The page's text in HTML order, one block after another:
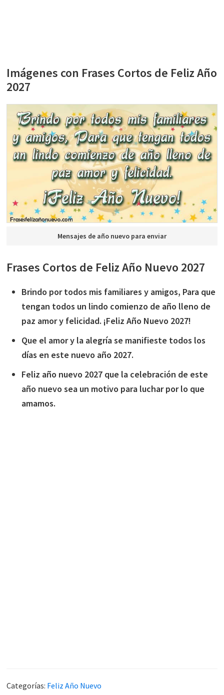
Imágenes con Frases Cortos de Feliz Año
2027
Mensajes de año nuevo para enviar
Frases Cortos de Feliz Año Nuevo 2027
Brindo por todos mis familiares y amigos, Para que
tengan todos un lindo comienzo de año lleno de
paz amor y felicidad. ¡Feliz Año Nuevo 2027!
Que el amor y la alegría se manifieste todos los
días en este nuevo año 2027.
Feliz año nuevo 2027 que la celebración de este
año nuevo sea un motivo para luchar por lo que
amamos.
Categorías: Feliz Año Nuevo